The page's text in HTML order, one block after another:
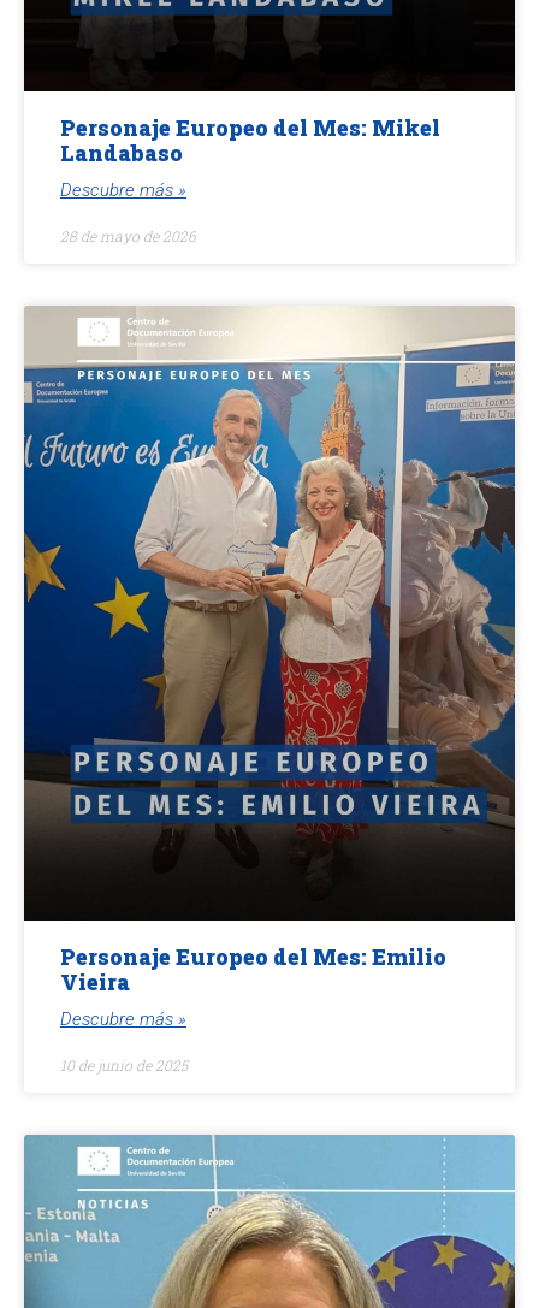
Personaje Europeo del Mes: Mikel
Landabaso
Descubre más »
28 de mayo de 2026
Personaje Europeo del Mes: Emilio
Vieira
Descubre más »
10 de junio de 2025